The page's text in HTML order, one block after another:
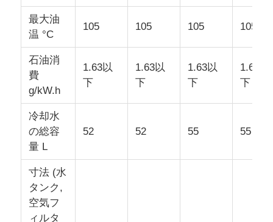
最大油
温 °C
105 105 105 105
石油消
費
g/kW.h
1.63以
下
1.63以
下
1.63以
下
1.63以
下
冷却水
の総容
量 L
52 52 55 55
寸法 (水
タンク,
空気フ
ィルタ